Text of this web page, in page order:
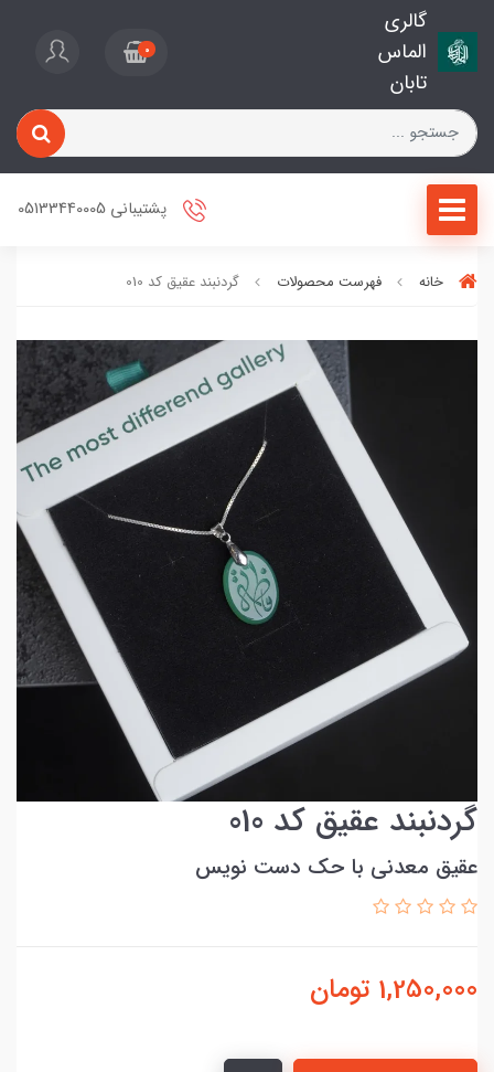
گالری
الماس
تابان
0
پشتیبانی 05133440005
خانه فهرست محصولات گردنبند عقیق کد 010
گردنبند عقیق کد 010
عقیق معدنی با حک دست نویس
1,250,000 تومان